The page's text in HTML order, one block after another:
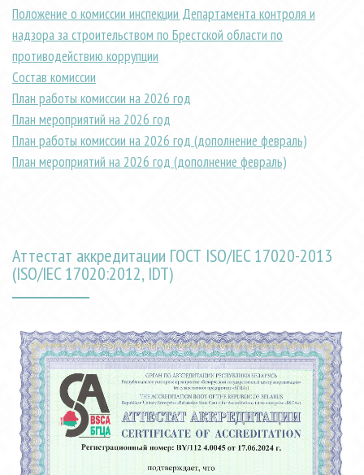
Положение о комиссии инспекции Департамента контроля и
надзора за строительством по Брестской области по
противодействию коррупции
Состав комиссии
План работы комиссии на 2026 год
План мероприятий на 2026 год
План работы комиссии на 2026 год (дополнение февраль)
План мероприятий на 2026 год (дополнение февраль)
Аттестат аккредитации ГОСТ ISO/IEC 17020-2013
(ISO/IEC 17020:2012, IDT)